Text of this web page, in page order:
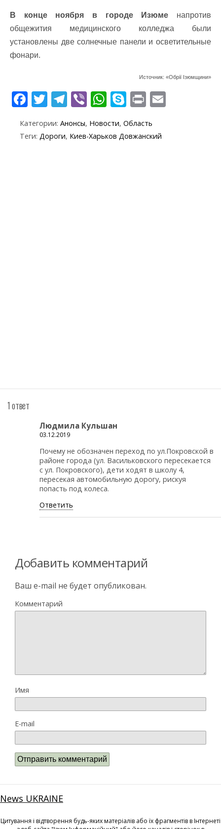
В конце ноября в городе Изюме напротив
общежития медицинского колледжа были
установлены две солнечные панели и осветительные
фонари.
Источник: «Обрії Ізюмщини»
F
e
T
itt
er
T
e
Vi
er
W
at
S
k
y
Pr
t
Категории: Анонсы, Новости, Область
Теги: Дороги, Киев-Харьков Довжанский
1 ответ
Людмила Кульшан
03.12.2019
Почему не обозначен переход по ул.Покровской в
районе города (ул. Васильковского пересекается
с ул. Покровского), дети ходят в школу 4,
пересекая автомобильную дорогу, рискуя
попасть под колеса.
Ответить
Добавить комментарий
Ваш e-mail не будет опубликован.
Комментарий
Имя
E-mail
News UKRAINE
Цитування і відтворення будь-яких матеріалів або їх фрагментів в Інтернеті